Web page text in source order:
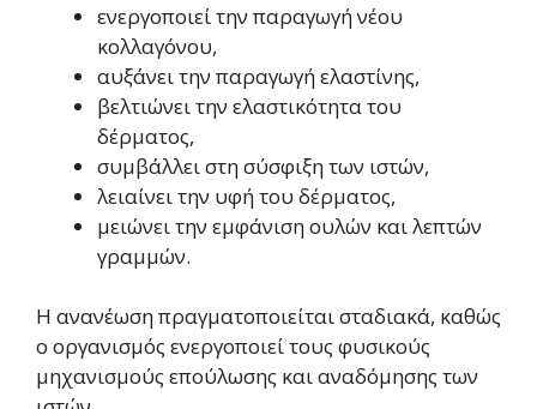
ενεργοποιεί την παραγωγή νέου
κολλαγόνου,
αυξάνει την παραγωγή ελαστίνης,
βελτιώνει την ελαστικότητα του
δέρματος,
συμβάλλει στη σύσφιξη των ιστών,
λειαίνει την υφή του δέρματος,
μειώνει την εμφάνιση ουλών και λεπτών
γραμμών.
Η ανανέωση πραγματοποιείται σταδιακά, καθώς
ο οργανισμός ενεργοποιεί τους φυσικούς
μηχανισμούς επούλωσης και αναδόμησης των